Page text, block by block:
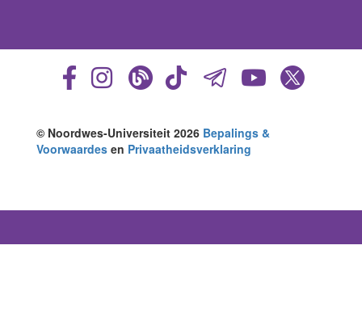
© Noordwes-Universiteit 2026 Bepalings &
Voorwaardes en Privaatheidsverklaring